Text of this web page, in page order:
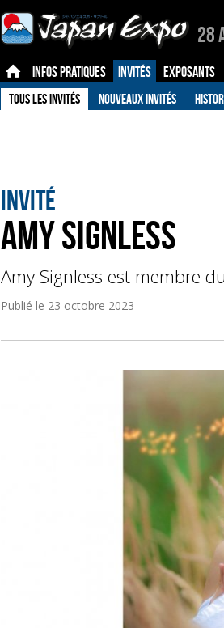
28
INFOS PRATIQUES INVITÉS EXPOSANTS
TOUS LES INVITÉS NOUVEAUX INVITÉS
Invité
AMY Signless
Amy Signless est membre
Publié le 23 octobre 2023